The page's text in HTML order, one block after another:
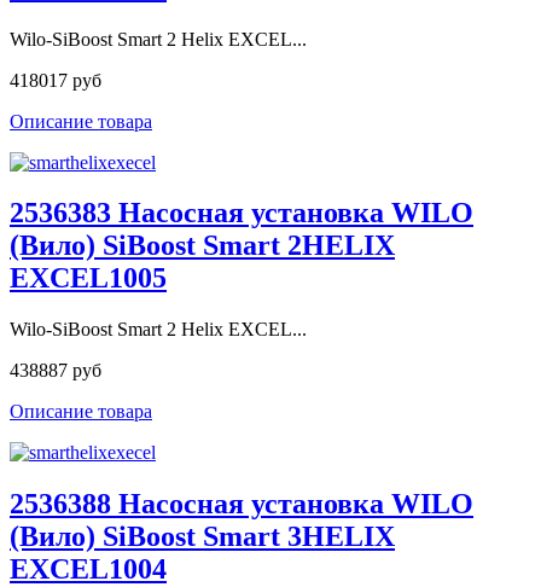
Wilo-SiBoost Smart 2 Helix EXCEL...
418017 руб
Описание товара
2536383 Насосная установка WILO
(Вило) SiBoost Smart 2HELIX
EXCEL1005
Wilo-SiBoost Smart 2 Helix EXCEL...
438887 руб
Описание товара
2536388 Насосная установка WILO
(Вило) SiBoost Smart 3HELIX
EXCEL1004